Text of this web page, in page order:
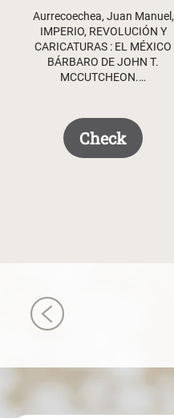
Aurrecoechea, Juan Manuel,
IMPERIO, REVOLUCIÓN Y
CARICATURAS : EL MÉXICO
BÁRBARO DE JOHN T.
MCCUTCHEON.…
Check